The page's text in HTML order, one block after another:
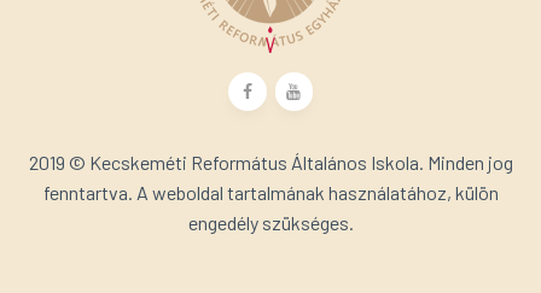
2019 © Kecskeméti Református Általános Iskola. Minden jog
fenntartva. A weboldal tartalmának használatához, külön
engedély szükséges.